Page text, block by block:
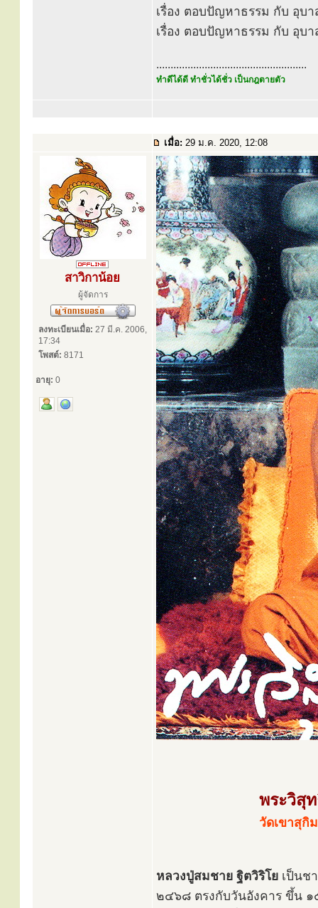
เรื่อง ตอบปัญหาธรรม กับ อุบ
เรื่อง ตอบปัญหาธรรม กับ อุบ
.....................................................
ทำดีได้ดี ทำชั่วได้ชั่ว เป็นกฎตายตัว
เมื่อ: 29 ม.ค. 2020, 12:08
สาวิกาน้อย
ผู้จัดการ
ลงทะเบียนเมื่อ: 27 มี.ค. 2006,
17:34
โพสต์: 8171
อายุ: 0
พระวิสุ
วัดเขาสุกิ
หลวงปู่สมชาย ฐิตวิริโย เป็นช
๒๔๖๘ ตรงกับวันอังคาร ขึ้น ๑